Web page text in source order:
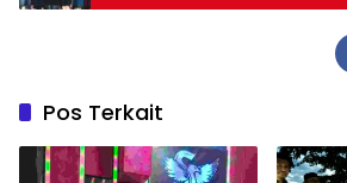
Bertangga 100 Meter
Pos Terkait